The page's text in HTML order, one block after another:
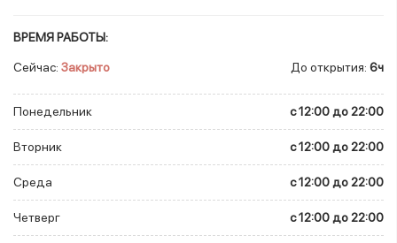
ВРЕМЯ РАБОТЫ:
Сейчас: Закрыто До открытия: 6ч
Понедельник c 12:00 до 22:00
Вторник c 12:00 до 22:00
Среда c 12:00 до 22:00
Четверг c 12:00 до 22:00